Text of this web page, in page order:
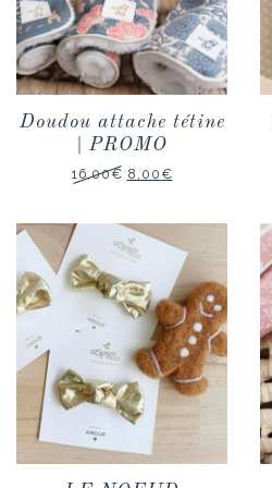
Doudou attache tétine
| PROMO
16,00€ Le
était :
16,00€.
8,00 €Le
est :
8,00€.